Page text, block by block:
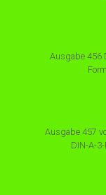
Ausgabe 456
Ausgabe 457
DIN-A-